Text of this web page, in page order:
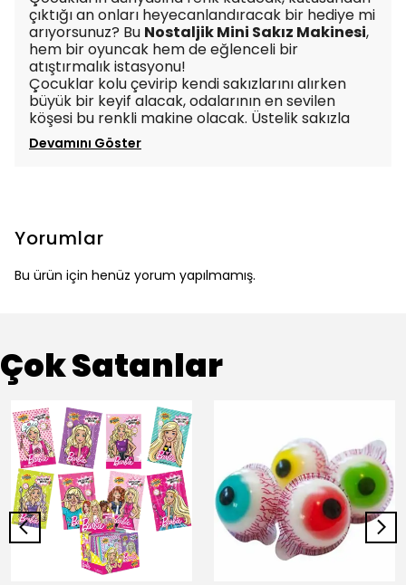
çıktığı an onları heyecanlandıracak bir hediye mi
arıyorsunuz? Bu Nostaljik Mini Sakız Makinesi,
hem bir oyuncak hem de eğlenceli bir
atıştırmalık istasyonu!
Çocuklar kolu çevirip kendi sakızlarını alırken
büyük bir keyif alacak, odalarının en sevilen
köşesi bu renkli makine olacak. Üstelik sakızla
Devamını Göster
Yorumlar
Bu ürün için henüz yorum yapılmamış.
Çok Satanlar